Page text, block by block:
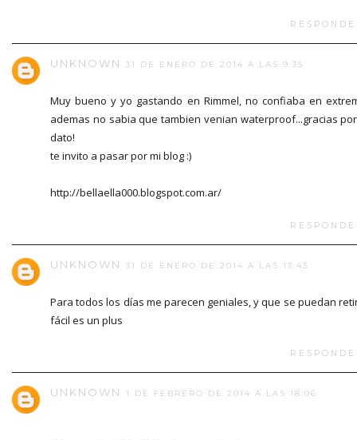
UNKNOWN 31 DE ENERO DE 2014 A LAS 9:35
Muy bueno y yo gastando en Rimmel, no confiaba en
ademas no sabia que tambien venian waterproof...gracias
dato!
te invito a pasar por mi blog :)
http://bellaella000.blogspot.com.ar/
UNKNOWN 31 DE ENERO DE 2014 A LAS 13:43
Para todos los días me parecen geniales, y que se puedan
fácil es un plus
UNKNOWN 1 DE FEBRERO DE 2014 A LAS 18:06